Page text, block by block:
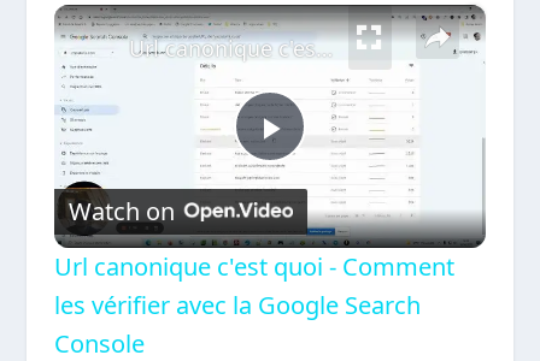
×
Play
Video
Url canonique c'est quoi - Comment les vérifier avec la Google Search Console
Watch on
Url canonique c'est quoi - Comment
les vérifier avec la Google Search
Console